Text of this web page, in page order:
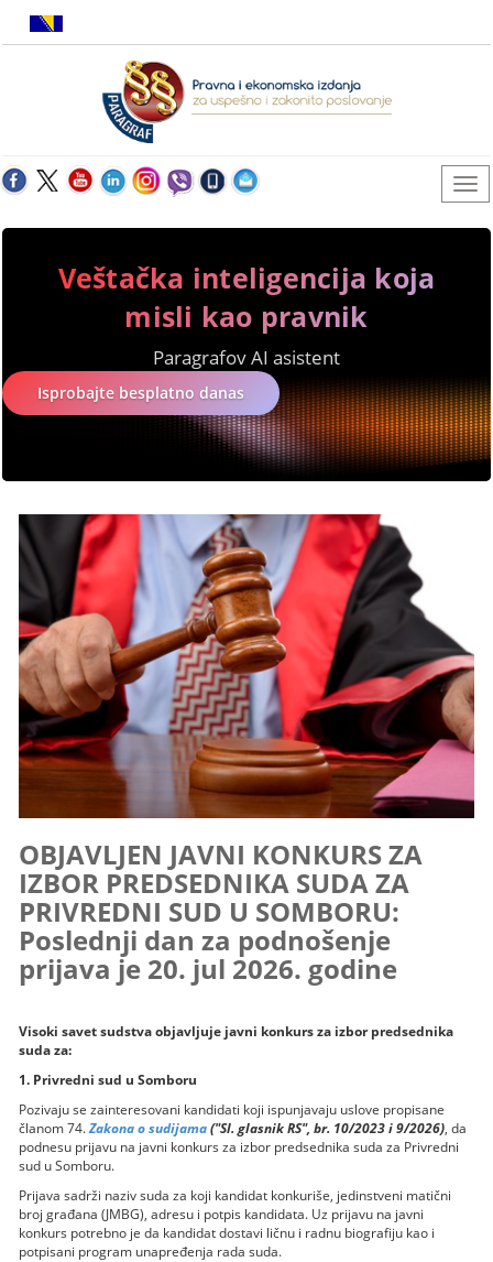
Veštačka inteligencija koja
misli kao pravnik
Paragrafov AI asistent
Isprobajte besplatno danas
OBJAVLJEN JAVNI KONKURS ZA
IZBOR PREDSEDNIKA SUDA ZA
PRIVREDNI SUD U SOMBORU:
Poslednji dan za podnošenje
prijava je 20. jul 2026. godine
Visoki savet sudstva objavljuje javni konkurs za izbor predsednika
suda za:
1. Privredni sud u Somboru
Pozivaju se zainteresovani kandidati koji ispunjavaju uslove propisane
članom 74.Zakona o sudijama("Sl. glasnik RS", br. 10/2023 i 9/2026), da
podnesu prijavu na javni konkurs za izbor predsednika suda za Privredni
sud u Somboru.
Prijava sadrži naziv suda za koji kandidat konkuriše, jedinstveni matični
broj građana (JMBG), adresu i potpis kandidata. Uz prijavu na javni
konkurs potrebno je da kandidat dostavi ličnu i radnu biografiju kao i
potpisani program unapređenja rada suda.